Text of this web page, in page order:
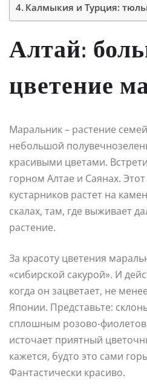
Калмыкия и Турция:
Алтай:
цветение
Маральник – растение
небольшой
красивыми цветами.
горном Алтае и Саянах.
кустарников растет на
скалах, там, где выживает
растение.
За красоту цветения
«сибирской сакурой». И
когда он зацветает, не
Японии. Представьте:
сплошным розово-
источает приятный
кажется, будто это сами
Фантастически красиво.